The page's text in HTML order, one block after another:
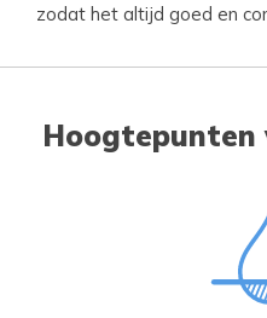
zodat het altijd goed en